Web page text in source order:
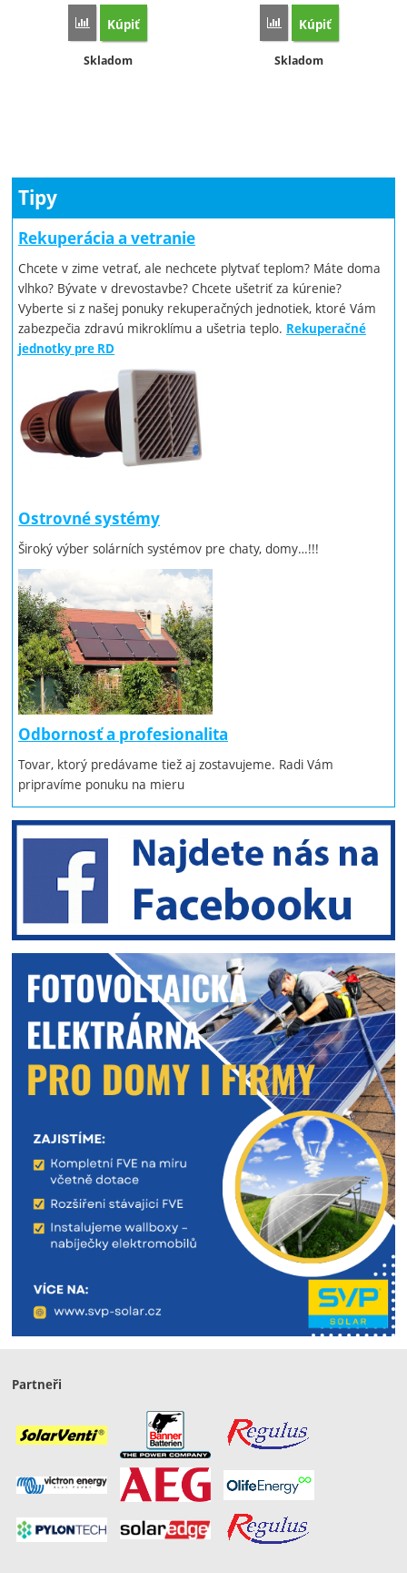
Porovnať
Kúpiť
Dostupnosť:
Skladom
Porovnať
Kúpiť
Dostupnosť:
Skladom
Tipy
Rekuperácia a vetranie
Chcete v zime vetrať, ale nechcete plytvať teplom? Máte doma
vlhko? Bývate v drevostavbe? Chcete ušetriť za kúrenie?
Vyberte si z našej ponuky rekuperačných jednotiek, ktoré Vám
zabezpečia zdravú mikroklímu a ušetria teplo. Rekuperačné
jednotky pre RD
Ostrovné systémy
Široký výber solárních systémov pre chaty, domy…!!!
Odbornosť a profesionalita
Tovar, ktorý predávame tiež aj zostavujeme. Radi Vám
pripravíme ponuku na mieru
Partneři